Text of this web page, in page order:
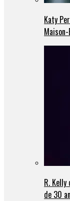
Katy
R.
de 30